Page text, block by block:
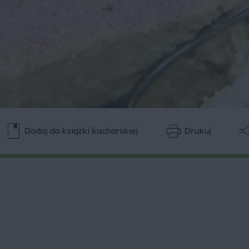
Dodaj do książki kucharskiej Drukuj